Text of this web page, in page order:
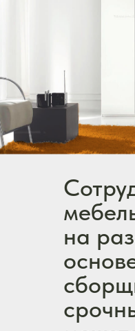
на
основе.
можете